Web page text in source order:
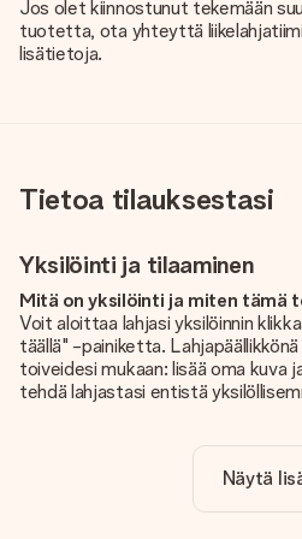
Jos olet kiinnostunut tekemään
tuotetta, ota yhteyttä
lisätietoja.
Tietoa tilauksestasi
Yksilöinti ja tilaaminen
Mitä on yksilöinti ja miten tämä
Voit aloittaa lahjasi yksilöinnin
täällä" -painiketta.
toiveidesi mukaan: lisää oma
tehdä lahjastasi entistä
Sisältyykö yksilöinti hintaan?
Sivustolla näkyvä hinta sisältää
Näytä